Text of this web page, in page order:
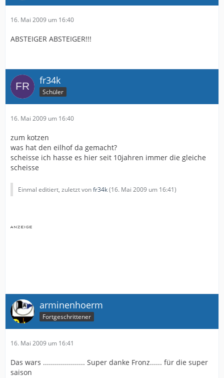
16. Mai 2009 um 16:40
ABSTEIGER ABSTEIGER!!!
fr34k
Schüler
16. Mai 2009 um 16:40
zum kotzen
was hat den eilhof da gemacht?
scheisse ich hasse es hier seit 10jahren immer die gleiche
scheisse
Einmal editiert, zuletzt vonfr34k(16. Mai 2009 um 16:41)
arminenhoerm
Fortgeschrittener
16. Mai 2009 um 16:41
Das wars ..................... Super danke Fronz...... für die super
saison